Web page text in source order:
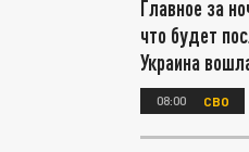
Главное за
что будет
Украина
08:00 СВО